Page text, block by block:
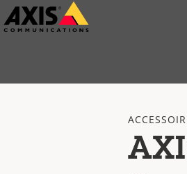
Passer
au